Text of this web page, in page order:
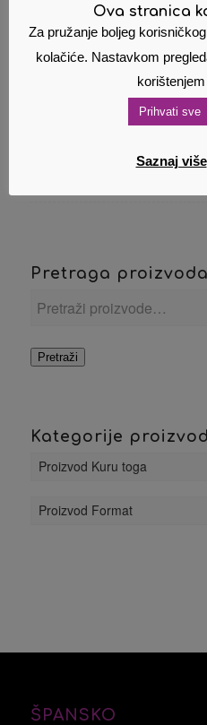
Eurobox Esselte
C2405 plava
8,00€ Cijena s PDV om
Pokaži
detalje
Pretraga proizvoda
Pretraži
Kategorije
Proizvod Kuru toga
Proizvod Format
ŠPANSKO
Ova stranica
Za pružanje boljeg
kolačiće. Nastavkom
Prihvati sve
Saznaj više